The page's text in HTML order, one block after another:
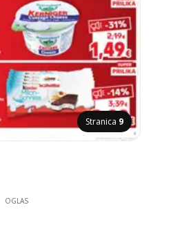
Stranica 9
OGLAS